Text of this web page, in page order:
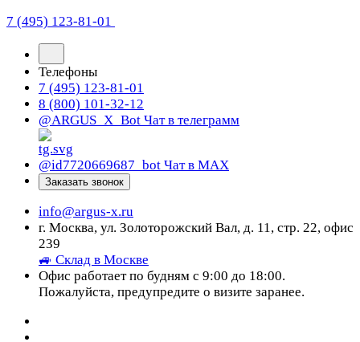
7 (495) 123-81-01
Телефоны
7 (495) 123-81-01
8 (800) 101-32-12
@ARGUS_X_Bot Чат в телеграмм
@id7720669687_bot Чат в МАХ
Заказать звонок
info@argus-x.ru
г. Москва, ул. Золоторожский Вал, д. 11, стр. 22, офис
239
🚙 Склад в Москве
Офис работает по будням с 9:00 до 18:00.
Пожалуйста, предупредите о визите заранее.